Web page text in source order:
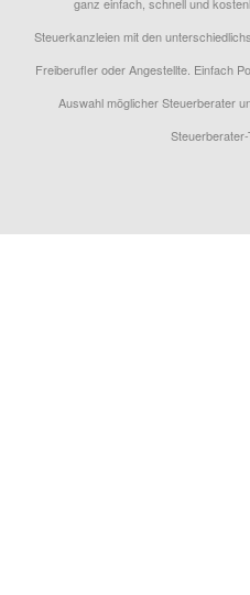
Steuerkanzleien mit den
Freiberufler oder Angestellte. Einfach
Auswahl möglicher Steuerberater